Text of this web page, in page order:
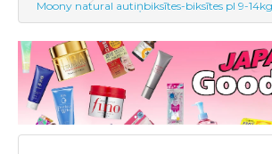
Moony natural autiņbiksītes-biksītes pl 9-